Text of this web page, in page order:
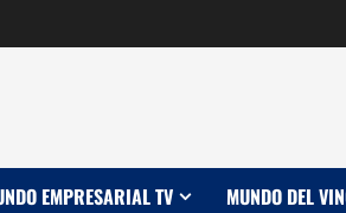
EMPRESARIAL TV MUNDO DEL